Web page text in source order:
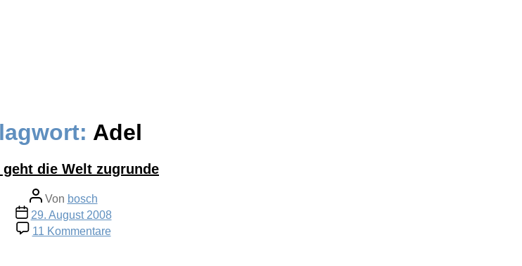
Adel
geht die Welt zugrunde
Beitragsautor
Von bosch
Veröffentlichungsdatum
29. August 2008
11 Kommentarezu
Vornehm